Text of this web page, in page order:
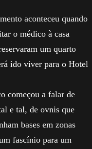
aconteceu quando
o médico à casa
um quarto
ido viver para o Hotel
começou a falar de
e tal, de ovnis que
bases em zonas
fascínio para um